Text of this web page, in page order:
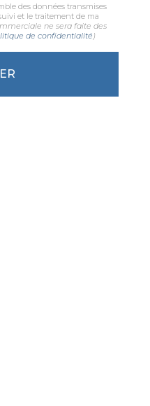
des données transmises
et le traitement de ma
ne sera faite des
de confidentialité )